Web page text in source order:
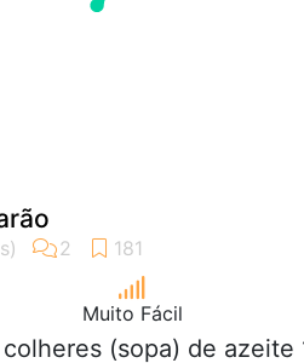
Muito Fácil
(sopa) de azeite